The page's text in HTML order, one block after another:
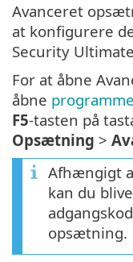
Avanceret
at konfigurere
Security
For at åbne
åbne
F5-tasten på
Opsætning >
Afhængigt
kan du
opsætning.